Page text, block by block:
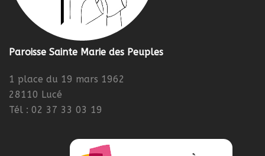
Paroisse Sainte Marie des Peuples
1 place du 19 mars 1962
28110 Lucé
Tél : 02 37 33 03 19